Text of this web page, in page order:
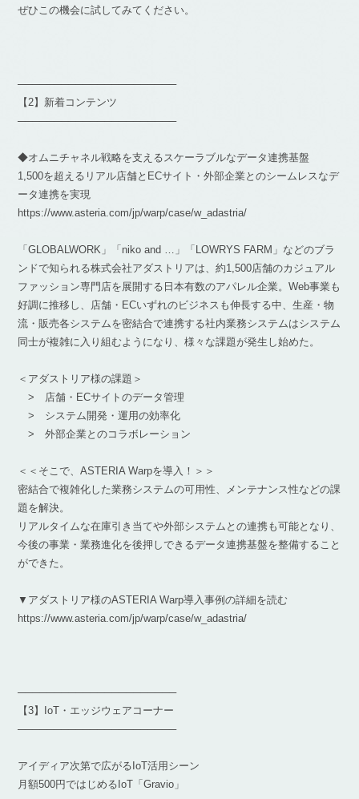
ぜひこの機会に試してみてください。
──────────────────────
【2】新着コンテンツ
──────────────────────
◆オムニチャネル戦略を支えるスケーラブルなデータ連携基盤
1,500を超えるリアル店舗とECサイト・外部企業とのシームレスなデ
ータ連携を実現
https://www.asteria.com/jp/warp/case/w_adastria/
「GLOBALWORK」「niko and …」「LOWRYS FARM」などのブラ
ンドで知られる株式会社アダストリアは、約1,500店舗のカジュアル
ファッション専門店を展開する日本有数のアパレル企業。Web事業も
好調に推移し、店舗・ECいずれのビジネスも伸長する中、生産・物
流・販売各システムを密結合で連携する社内業務システムはシステム
同士が複雑に入り組むようになり、様々な課題が発生し始めた。
＜アダストリア様の課題＞
> 店舗・ECサイトのデータ管理
> システム開発・運用の効率化
> 外部企業とのコラボレーション
＜＜そこで、ASTERIA Warpを導入！＞＞
密結合で複雑化した業務システムの可用性、メンテナンス性などの課
題を解決。
リアルタイムな在庫引き当てや外部システムとの連携も可能となり、
今後の事業・業務進化を後押しできるデータ連携基盤を整備すること
ができた。
▼アダストリア様のASTERIA Warp導入事例の詳細を読む
https://www.asteria.com/jp/warp/case/w_adastria/
──────────────────────
【3】IoT・エッジウェアコーナー
──────────────────────
アイディア次第で広がるIoT活用シーン
月額500円ではじめるIoT「Gravio」